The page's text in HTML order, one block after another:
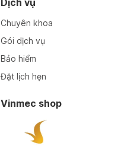
Dịch vụ
Chuyên khoa
Gói dịch vụ
Bảo hiểm
Đặt lịch hẹn
Vinmec shop